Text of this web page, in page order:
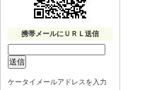
携帯メールにＵＲＬ送信
ケータイメールアドレスを入力